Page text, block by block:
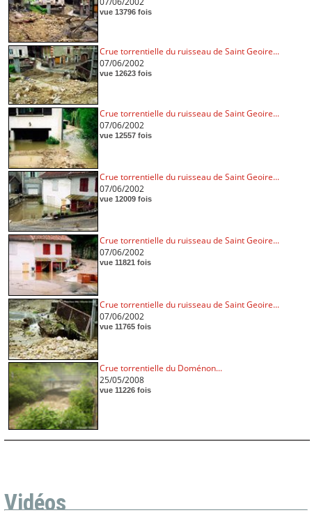
vue 13796 fois
Crue torrentielle du ruisseau de Saint Geoire...
07/06/2002
vue 12623 fois
Crue torrentielle du ruisseau de Saint Geoire...
07/06/2002
vue 12557 fois
Crue torrentielle du ruisseau de Saint Geoire...
07/06/2002
vue 12009 fois
Crue torrentielle du ruisseau de Saint Geoire...
07/06/2002
vue 11821 fois
Crue torrentielle du ruisseau de Saint Geoire...
07/06/2002
vue 11765 fois
Crue torrentielle du Doménon...
25/05/2008
vue 11226 fois
Vidéos